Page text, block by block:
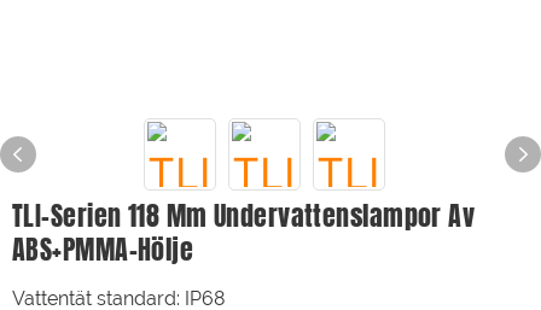
TLI-Serien 118 Mm Undervattenslampor Av
ABS+PMMA-Hölje
Vattentät standard: IP68